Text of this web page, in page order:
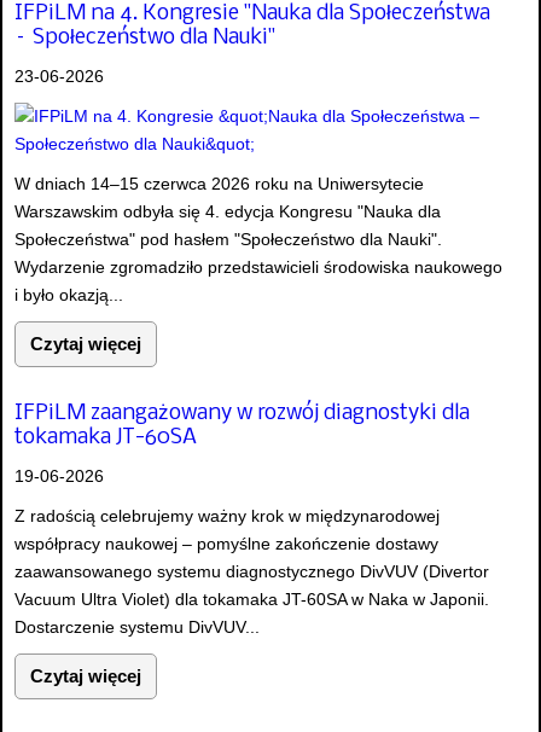
IFPiLM na 4. Kongresie "Nauka dla Społeczeństwa
– Społeczeństwo dla Nauki"
23-06-2026
W dniach 14–15 czerwca 2026 roku na Uniwersytecie
Warszawskim odbyła się 4. edycja Kongresu "Nauka dla
Społeczeństwa" pod hasłem "Społeczeństwo dla Nauki".
Wydarzenie zgromadziło przedstawicieli środowiska naukowego
i było okazją...
Czytaj więcej
IFPiLM zaangażowany w rozwój diagnostyki dla
tokamaka JT-60SA
19-06-2026
Z radością celebrujemy ważny krok w międzynarodowej
współpracy naukowej – pomyślne zakończenie dostawy
zaawansowanego systemu diagnostycznego DivVUV (Divertor
Vacuum Ultra Violet) dla tokamaka JT-60SA w Naka w Japonii.
Dostarczenie systemu DivVUV...
Czytaj więcej